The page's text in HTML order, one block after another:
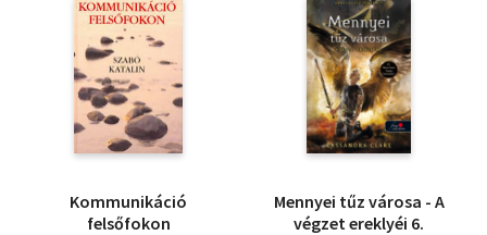
Kommunikáció
felsőfokon
Mennyei tűz városa - A
végzet ereklyéi 6.